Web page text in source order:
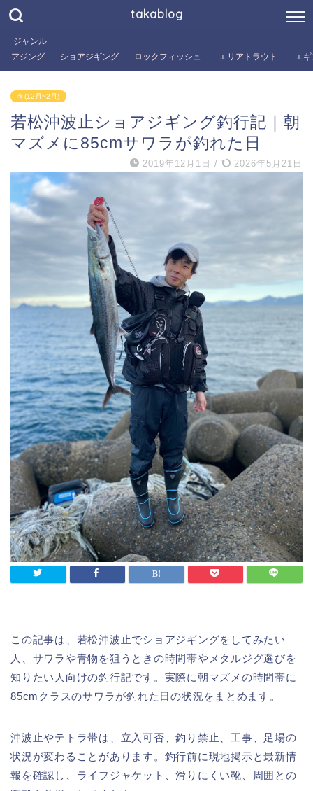
takablog
ジャンル
アジング
ショアジギング ロックフィッシュ エリアトラウト エ
冬(12月~2月)
若松沖波止ショアジギング釣行記｜朝
マズメに85cmサワラが釣れた日
2019年12月1日 / 2026年5月21日
この記事は、若松沖波止でショアジギングをしてみたい
人、サワラや青物を狙うときの時間帯やメタルジグ選びを
知りたい人向けの釣行記です。実際に朝マズメの時間帯に
85cmクラスのサワラが釣れた日の状況をまとめます。
沖波止やテトラ帯は、立入可否、釣り禁止、工事、足場の
状況が変わることがあります。釣行前に現地掲示と最新情
報を確認し、ライフジャケット、滑りにくい靴、周囲との